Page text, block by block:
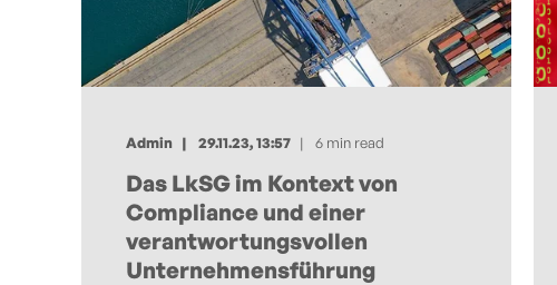
Admin 29.11.23, 13:57 6 min read
Das LkSG im Kontext von
Compliance und einer
verantwortungsvollen
Unternehmensführung